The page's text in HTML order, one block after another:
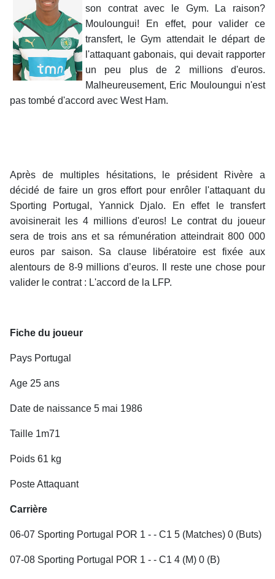
son contrat avec le Gym. La raison?
Mouloungui! En effet, pour valider ce
transfert, le Gym attendait le départ de
l'attaquant gabonais, qui devait rapporter
un peu plus de 2 millions d'euros.
Malheureusement, Eric Mouloungui n'est
pas tombé d'accord avec West Ham.
Après de multiples hésitations, le président Rivère a
décidé de faire un gros effort pour enrôler l'attaquant du
Sporting Portugal, Yannick Djalo. En effet le transfert
avoisinerait les 4 millions d'euros! Le contrat du joueur
sera de trois ans et sa rémunération atteindrait 800 000
euros par saison. Sa clause libératoire est fixée aux
alentours de 8-9 millions d’euros. Il reste une chose pour
valider le contrat : L'accord de la LFP.
Fiche du joueur
Pays Portugal
Age 25 ans
Date de naissance 5 mai 1986
Taille 1m71
Poids 61 kg
Poste Attaquant
Carrière
06-07 Sporting Portugal POR 1 - - C1 5 (Matches) 0 (Buts)
07-08 Sporting Portugal POR 1 - - C1 4 (M) 0 (B)